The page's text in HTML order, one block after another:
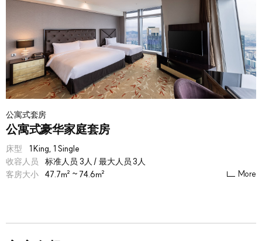
公寓式套房
公寓式豪华家庭套房
床型
1 King, 1 Single
收容人员
标准人员 3人 / 最大人员 3人
客房大小
47.7㎡ ~ 74.6㎡ More